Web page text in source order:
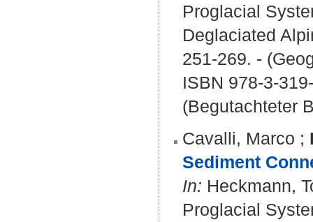
Proglacial
Deglaciated
251-269. -
ISBN 978-3-
(Begutachteter
Cavalli, Marco ;
Sediment
In: Heckmann,
Proglacial